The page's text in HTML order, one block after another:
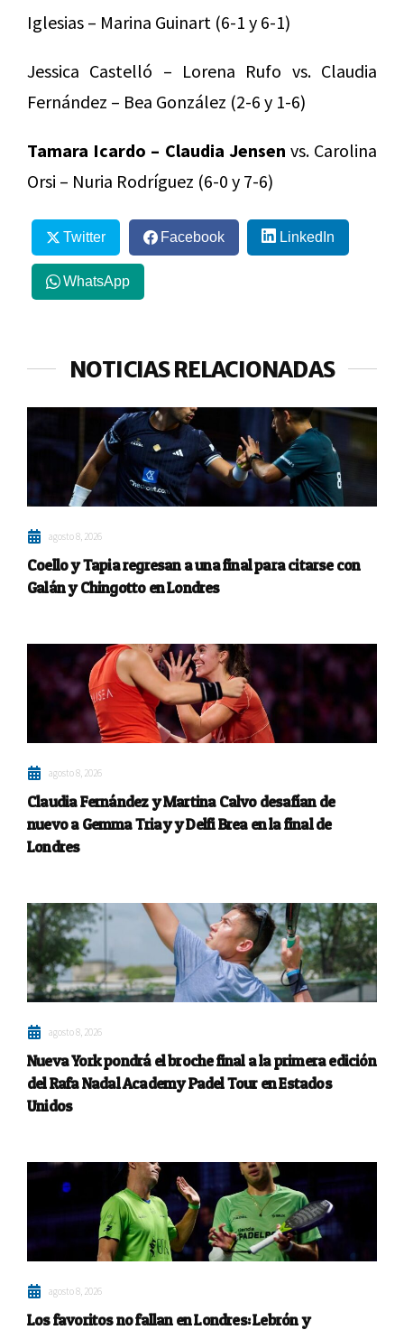
Iglesias – Marina Guinart (6-1 y 6-1)
Jessica Castelló – Lorena Rufo vs. Claudia
Fernández – Bea González (2-6 y 1-6)
Tamara Icardo – Claudia Jensen vs. Carolina
Orsi – Nuria Rodríguez (6-0 y 7-6)
Twitter Facebook LinkedIn
WhatsApp
NOTICIAS RELACIONADAS
agosto 8, 2026
Coello y Tapia regresan a una final para citarse con
Galán y Chingotto en Londres
agosto 8, 2026
Claudia Fernández y Martina Calvo desafían de
nuevo a Gemma Triay y Delfi Brea en la final de
Londres
agosto 8, 2026
Nueva York pondrá el broche final a la primera edición
del Rafa Nadal Academy Padel Tour en Estados
Unidos
agosto 8, 2026
Los favoritos no fallan en Londres: Lebrón y